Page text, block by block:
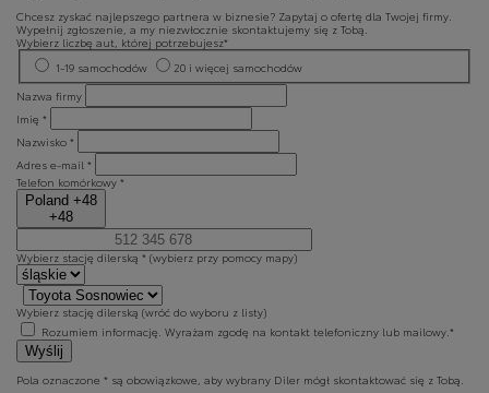
Chcesz zyskać najlepszego partnera w biznesie? Zapytaj o ofertę dla Twojej firmy.
Wypełnij zgłoszenie, a my niezwłocznie skontaktujemy się z Tobą.
Wybierz liczbę aut, której potrzebujesz*
1-19 samochodów
20 i więcej samochodów
Nazwa firmy
Imię *
Nazwisko *
Adres e‑mail *
Telefon komórkowy *
Poland +48
+48
Wybierz stację dilerską * (wybierz przy pomocy mapy)
Wybierz stację dilerską (wróć do wyboru z listy)
Rozumiem informację. Wyrażam zgodę na kontakt telefoniczny lub mailowy.*
Wyślij
Pola oznaczone * są obowiązkowe, aby wybrany Diler mógł skontaktować się z Tobą.